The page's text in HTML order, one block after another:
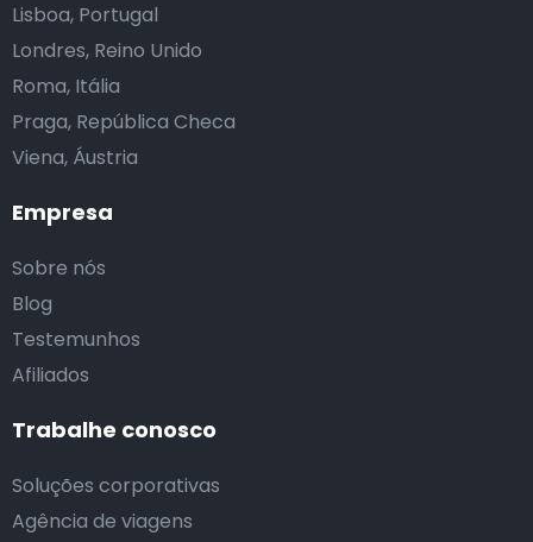
Empresa
Sobre nós
Blog
Testemunhos
Afiliados
Trabalhe conosco
Soluções corporativas
Agência de viagens
Lisboa, Portugal
Londres, Reino Unido
Roma, Itália
Praga, República Checa
Viena, Áustria